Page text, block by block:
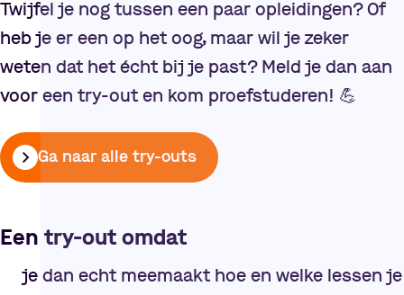
Twijfel je nog tussen een paar opleidingen? Of
heb je er een op het oog, maar wil je zeker
weten dat het écht bij je past? Meld je dan aan
voor een try-out en kom proefstuderen! 💪
Ga naar alle try-outs
Een try-out omdat
je dan echt meemaakt hoe en welke lessen je